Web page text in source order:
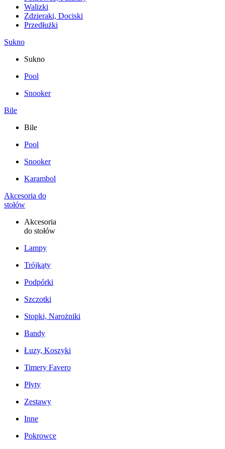
Walizki
Zdzieraki, Dociski
Przedłużki
Sukno
Sukno
Pool
Snooker
Bile
Bile
Pool
Snooker
Karambol
Akcesoria do
stołów
Akcesoria
do stołów
Lampy
Trójkąty
Podpórki
Szczotki
Stopki, Narożniki
Bandy
Łuzy, Koszyki
Timery Favero
Płyty
Zestawy
Inne
Pokrowce